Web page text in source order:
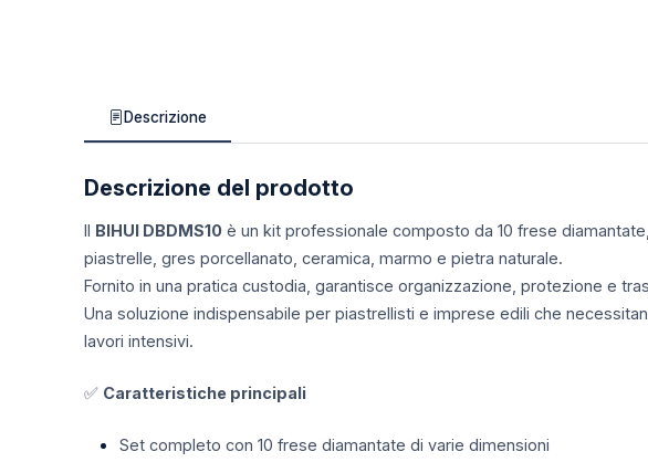
Descrizione
Descrizione del prodotto
Il BIHUI DBDMS10 è un kit professionale composto da 10 frese
piastrelle, gres porcellanato, ceramica, marmo e pietra naturale.
Fornito in una pratica custodia, garantisce organizzazione, protezione e
Una soluzione indispensabile per piastrellisti e imprese edili che
lavori intensivi.
✅ Caratteristiche principali
Set completo con 10 frese diamantate di varie dimensioni